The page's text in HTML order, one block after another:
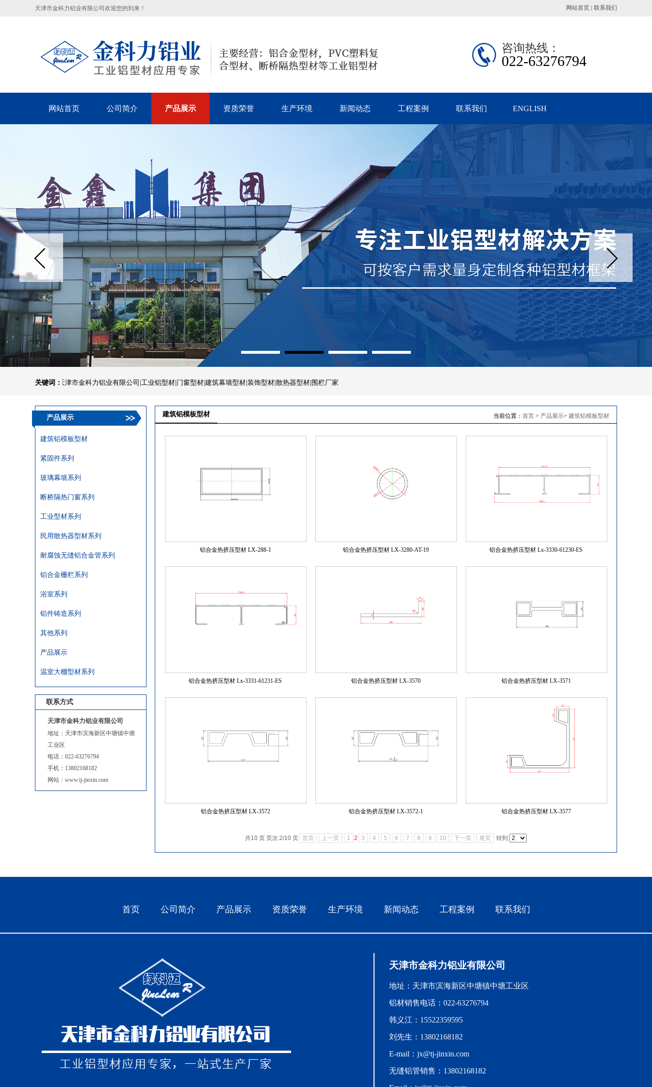
天津市金科力铝业有限公司欢迎您的到来！ 网站首页 联系我们
咨询热线：
022-63276794
网站首页 公司简介 产品展示 资质荣誉 生产环境 新闻动态 工程案例 联系我们 ENGLISH
关键词：
天津市金科力铝业有限公司|工业铝型材|门窗型材|建筑幕墙型材|装饰型材|散热器型材|围栏厂家
产品展示
建筑铝模板型材
紧固件系列
玻璃幕墙系列
断桥隔热门窗系列
工业型材系列
民用散热器型材系列
耐腐蚀无缝铝合金管系列
铝合金栅栏系列
浴室系列
铝件铸造系列
其他系列
产品展示
温室大棚型材系列
联系方式
天津市金科力铝业有限公司
地址：天津市滨海新区中塘镇中塘
工业区
电话：022-63276794
手机：13802168182
网站：www.tj-jinxin.com
当前位置： 首页 > 产品展示> 建筑铝模板型材
建筑铝模板型材
铝合金热挤压型材 LX-288-1 铝合金热挤压型材 LX-3280-AT-19 铝合金热挤压型材 Lx-3330-61230-ES
铝合金热挤压型材 Lx-3331-61231-ES 铝合金热挤压型材 LX-3570 铝合金热挤压型材 LX-3571
铝合金热挤压型材 LX-3572 铝合金热挤压型材 LX-3572-1 铝合金热挤压型材 LX-3577
共10 页 页次:2/10 页 首页 上一页 1 2 3 4 5 6 7 8 9 10 下一页 尾页 转到
首页 公司简介 产品展示 资质荣誉 生产环境 新闻动态 工程案例 联系我们
天津市金科力铝业有限公司
地址：天津市滨海新区中塘镇中塘工业区
铝材销售电话：022-63276794
韩义江：15522359595
刘先生：13802168182
E-mail：jx@tj-jinxin.com
无缝铝管销售：13802168182